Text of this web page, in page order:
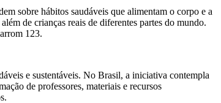
sobre hábitos saudáveis que alimentam o corpo e a
de crianças reais de diferentes partes do mundo.
123.
e sustentáveis. No Brasil, a iniciativa contempla
de professores, materiais e recursos